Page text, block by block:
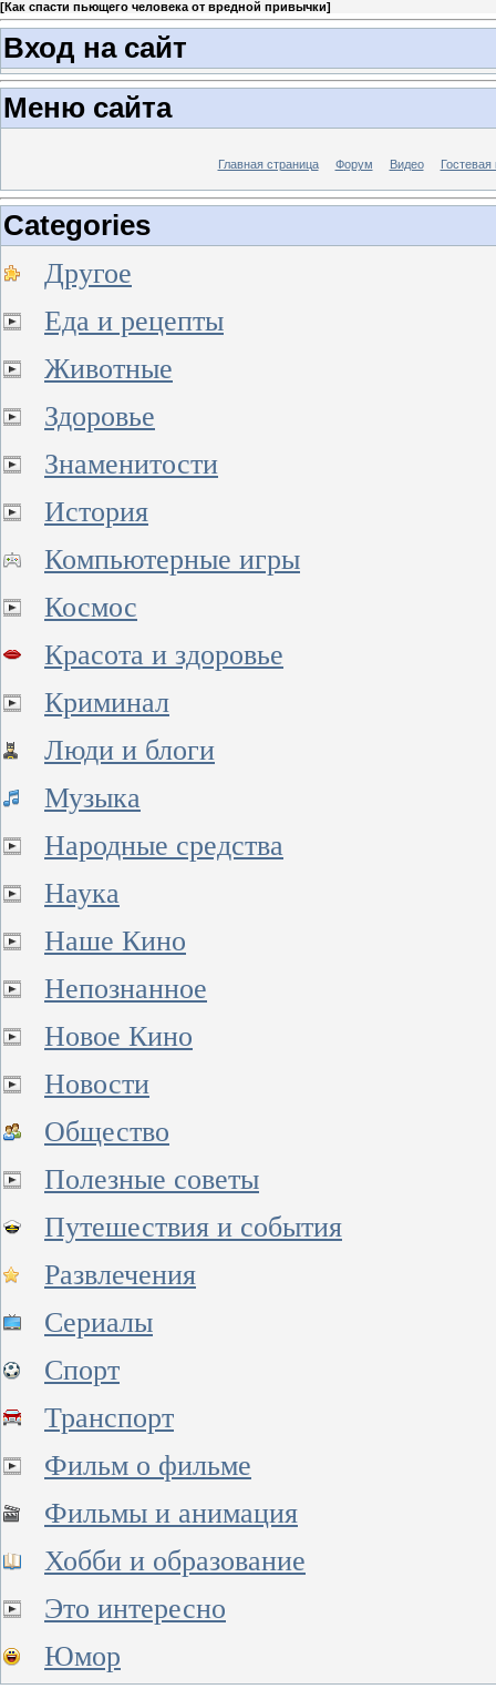
[Как спасти пьющего человека от вредной привычки]
Вход на сайт
Меню сайта
Главная страница Форум Видео Гостевая
Categories
Другое
Еда и рецепты
Животные
Здоровье
Знаменитости
История
Компьютерные игры
Космос
Красота и здоровье
Криминал
Люди и блоги
Музыка
Народные средства
Наука
Наше Кино
Непознанное
Новое Кино
Новости
Общество
Полезные советы
Путешествия и события
Развлечения
Сериалы
Спорт
Транспорт
Фильм о фильме
Фильмы и анимация
Хобби и образование
Это интересно
Юмор